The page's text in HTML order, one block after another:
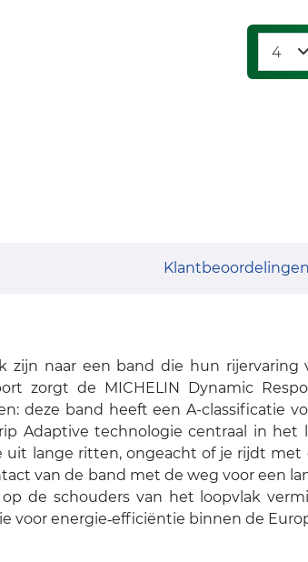
Klantbeoordelingen
zijn naar een band die hun rijervaring
zorgt de MICHELIN Dynamic
deze band heeft een A-classificatie
Adaptive technologie centraal in
lange ritten, ongeacht of je rijdt met
van de band met de weg voor een
de schouders van het loopvlak
voor energie‑efficiëntie binnen de